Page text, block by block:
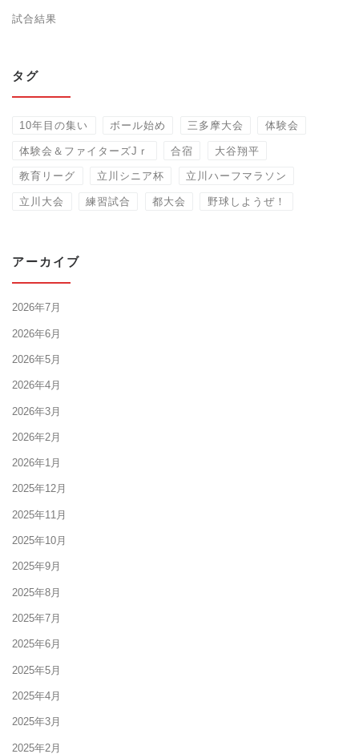
試合結果
タグ
10年目の集い ボール始め 三多摩大会 体験会
体験会＆ファイターズJｒ 合宿 大谷翔平
教育リーグ 立川シニア杯 立川ハーフマラソン
立川大会 練習試合 都大会 野球しようぜ！
アーカイブ
2026年7月
2026年6月
2026年5月
2026年4月
2026年3月
2026年2月
2026年1月
2025年12月
2025年11月
2025年10月
2025年9月
2025年8月
2025年7月
2025年6月
2025年5月
2025年4月
2025年3月
2025年2月